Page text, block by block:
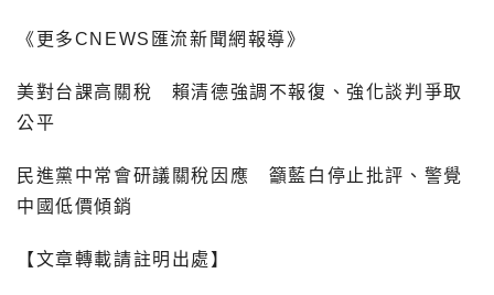
《更多CNEWS匯流新聞網報導》
美對台課高關稅 賴清德強調不報復、強化談判爭取
公平
民進黨中常會研議關稅因應 籲藍白停止批評、警覺
中國低價傾銷
【文章轉載請註明出處】